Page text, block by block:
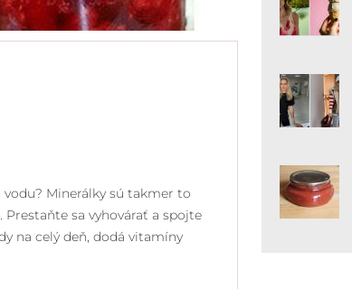
Minerálky sú takmer to
sa vyhovárať a spojte
na celý deň, dodá vitamíny